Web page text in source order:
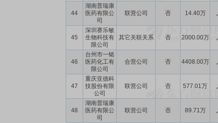
44
湖南普瑞康
医药有限公
司
联营公司 否 14.40万
45
深圳赛乐敏
生物科技有
限公司
其它关联关系 否 2000.00万
46
台州市一铭
医药化工有
限公司
合营公司 否 4408.00万
47
重庆亚德科
技股份有限
公司
联营公司 否 577.01万
48
湖南普瑞康
医药有限公
司
联营公司 否 89.71万